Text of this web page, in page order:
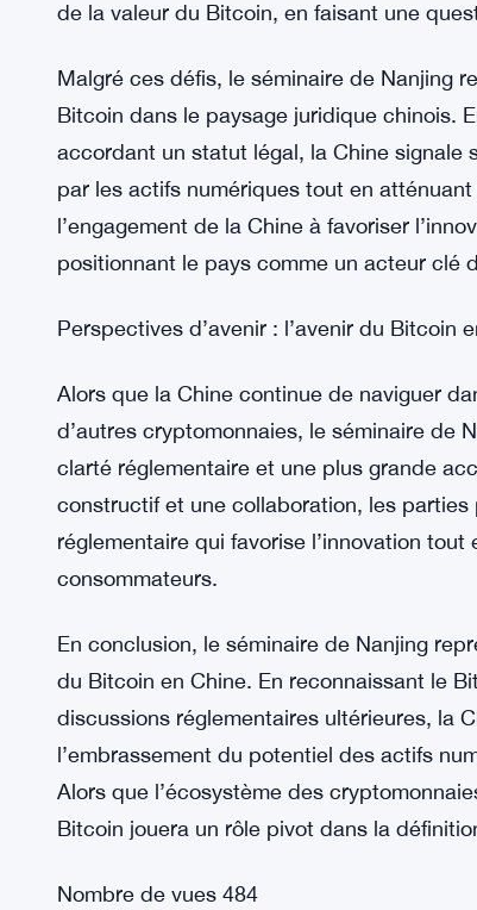
Naviguer dans le casse-tête de l’évaluation
L’un des principaux défis émergeant du
une question qui continue de nourrir les
qu’un consensus a été atteint sur le
valeur précise reste un défi en cours. Des
réglementaire et les développements
de la valeur du Bitcoin, en faisant une
Malgré ces défis, le séminaire de Nanjing
accordant un statut légal, la Chine signale
par les actifs numériques tout en
l’engagement de la Chine à favoriser
positionnant le pays comme un acteur clé
Perspectives d’avenir : l’avenir du Bitcoin
Alors que la Chine continue de naviguer
d’autres cryptomonnaies, le séminaire de
clarté réglementaire et une plus grande
constructif et une collaboration, les parties
réglementaire qui favorise l’innovation
consommateurs.
En conclusion, le séminaire de Nanjing